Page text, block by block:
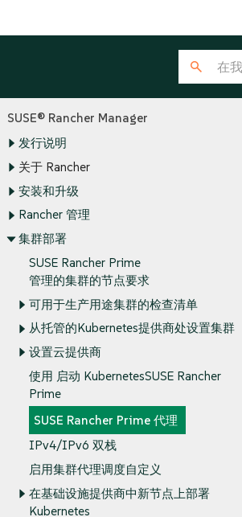
SUSE® Rancher Manager
发行说明
关于 Rancher
安装和升级
Rancher 管理
集群部署
SUSE Rancher Prime
管理的集群的节点要求
可用于生产用途集群的检查清单
从托管的Kubernetes提供商处设置集群
设置云提供商
使用 启动 KubernetesSUSE Rancher
Prime
SUSE Rancher Prime 代理
IPv4/IPv6 双栈
启用集群代理调度自定义
在基础设施提供商中新节点上部署
Kubernetes